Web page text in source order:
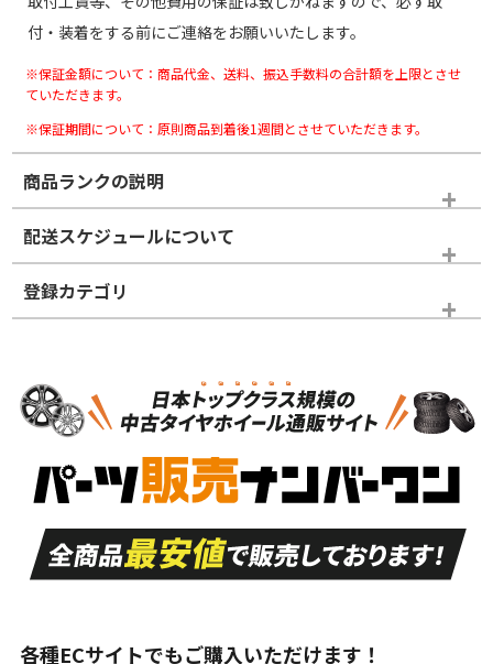
付・装着をする前にご連絡をお願いいたします。
※保証金額について：商品代金、送料、振込手数料の合計額を上限とさせ
ていただきます。
※保証期間について：原則商品到着後1週間とさせていただきます。
商品ランクの説明
※商品ランクは出品者の主観により判断しておりますので、あら
かじめご了承ください。
ホイールランク
S
品）
S
新車外し品（新古
付き
A
走行距離も少なく、
目立つ傷もほとんど
ない中古品
A
走行距離も少なく、
非常に状態の良い中
古品
な中古品
んどない中古品
配送スケジュールについて
登録カテゴリ
スタッドレスタイヤホイールセット
各種ECサイトでもご購入いただけます！